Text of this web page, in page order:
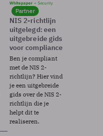
Whitepaper Security
Partner
NIS 2-richtlijn
uitgelegd: een
uitgebreide gids
voor compliance
Ben je compliant
met de NIS 2-
richtlijn? Hier vind
je een uitgebreide
gids over de NIS 2-
richtlijn die je
helpt dit te
realiseren.